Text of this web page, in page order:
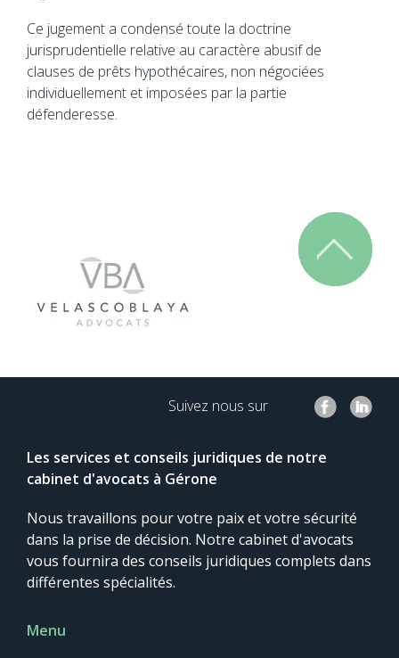
Ce jugement a condensé toute la doctrine
jurisprudentielle relative au caractère abusif de
clauses de prêts hypothécaires, non négociées
individuellement et imposées par la partie
défenderesse.
Les services et conseils juridiques de notre
cabinet d'avocats à Gérone
Nous travaillons pour votre paix et votre sécurité
dans la prise de décision. Notre cabinet d'avocats
vous fournira des conseils juridiques complets dans
différentes spécialités.
Suivez nous sur
Menu